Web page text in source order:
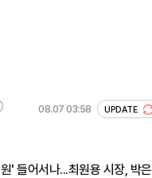
08.07 03:58 UPDATE
' 들어서나...최원용 시장, 박은